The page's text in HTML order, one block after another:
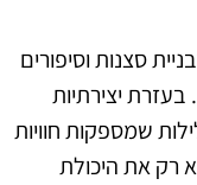
סצנות וסיפורים
יצירתיות
שמספקות חוויות
רק את היכולת